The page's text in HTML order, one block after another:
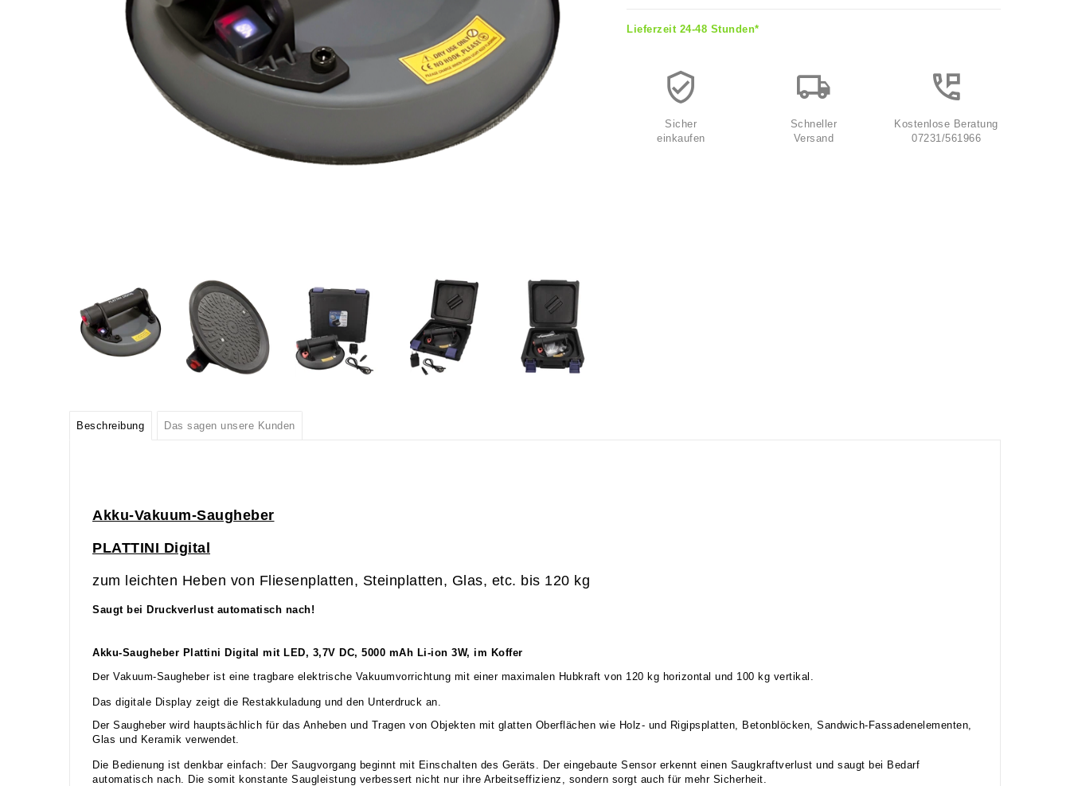
Lieferzeit 24-48 Stunden*
Sicher
einkaufen
Schneller
Versand
Kostenlose Beratung
07231/561966
Beschreibung Das sagen unsere Kunden
Akku-Vakuum-Saugheber
PLATTINI Digital
zum leichten Heben von Fliesenplatten, Steinplatten, Glas, etc. bis 120 kg
Saugt bei Druckverlust automatisch nach!
Akku-Saugheber Plattini Digital mit LED, 3,7V DC, 5000 mAh Li-ion 3W, im Koffer
Der Vakuum-Saugheber ist eine tragbare elektrische Vakuumvorrichtung mit einer maximalen Hubkraft von 120 kg horizontal und 100 kg vertikal.
Das digitale Display zeigt die Restakkuladung und den Unterdruck an.
Der Saugheber wird hauptsächlich für das Anheben und Tragen von Objekten mit glatten Oberflächen wie Holz- und Rigipsplatten, Betonblöcken, Sandwich-Fassadenelementen,
Glas und Keramik verwendet.
Die Bedienung ist denkbar einfach: Der Saugvorgang beginnt mit Einschalten des Geräts. Der eingebaute Sensor erkennt einen Saugkraftverlust und saugt bei Bedarf
automatisch nach. Die somit konstante Saugleistung verbessert nicht nur ihre Arbeitseffizienz, sondern sorgt auch für mehr Sicherheit.